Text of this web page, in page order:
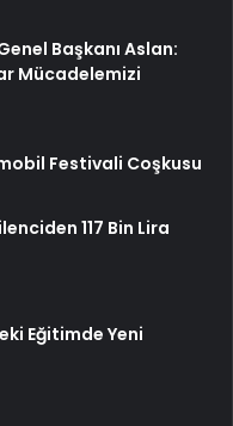
Genel Başkanı Aslan:
Mücadelemizi
Festivali Coşkusu
117 Bin Lira
Eğitimde Yeni